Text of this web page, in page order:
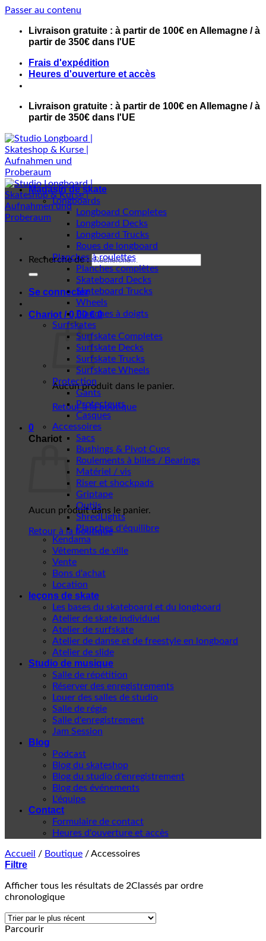
Passer au contenu
Livraison gratuite : à partir de 100€ en Allemagne / à
partir de 350€ dans l'UE
Frais d'expédition
Heures d'ouverture et accès
Livraison gratuite : à partir de 100€ en Allemagne / à
partir de 350€ dans l'UE
Recherche de :
Se connecter
Chariot /0,00€ 0
Aucun produit dans le panier.
Retour à la boutique
0
Chariot
Aucun produit dans le panier.
Retour à la boutique
Magasin de skate
Longboards
Longboard Completes
Longboard Decks
Longboard Trucks
Roues de longboard
Planches à roulettes
Planches complètes
Skateboard Decks
Skateboard Trucks
Wheels
Planches à doigts
Surfskates
Surfskate Completes
Surfskate Decks
Surfskate Trucks
Surfskate Wheels
Protection
Gants
Protecteurs
Casques
Accessoires
Sacs
Bushings & Pivot Cups
Roulements à billes / Bearings
Matériel / vis
Riser et shockpads
Griptape
Outils
ShredLights
Planches d'équilibre
Kendama
Vêtements de ville
Vente
Bons d'achat
Location
leçons de skate
Les bases du skateboard et du longboard
Atelier de skate individuel
Atelier de surfskate
Atelier de danse et de freestyle en longboard
Atelier de slide
Studio de musique
Salle de répétition
Réserver des enregistrements
Louer des salles de studio
Salle de régie
Salle d'enregistrement
Jam Session
Blog
Podcast
Blog du skateshop
Blog du studio d'enregistrement
Blog des événements
L'équipe
Contact
Formulaire de contact
Heures d'ouverture et accès
Accueil / Boutique /Accessoires
Filtre
Afficher tous les résultats de 2Classés par ordre
chronologique
Parcourir